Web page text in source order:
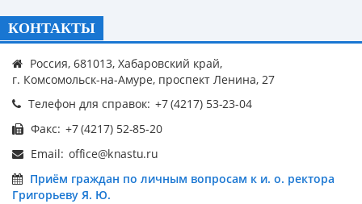
КОНТАКТЫ
Россия, 681013, Хабаровский край,
г. Комсомольск-на-Амуре, проспект Ленина, 27
Телефон для справок:
Факс:
Email:
Приём граждан по личным вопросам к и. о. ректора
Григорьеву Я. Ю.